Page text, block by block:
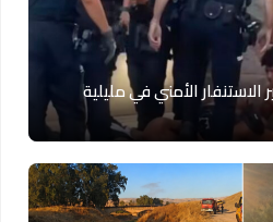
الأمني في مليلية